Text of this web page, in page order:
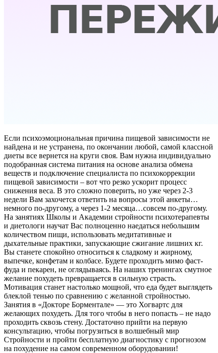
Если психоэмоциональная причина пищевой зависимости не
найдена и не устранена, по окончании любой, самой классной
диеты все вернется на круги своя. Вам нужна индивидуально
подобранная система питания на основе анализа обмена
веществ и подключение специалиста по психокоррекции
пищевой зависимости – вот что резко ускорит процесс
снижения веса. В это сложно поверить, но уже через 2-3
недели Вам захочется ответить на вопросы этой анкеты…
немного по-другому, а через 1-2 месяца…совсем по-другому.
На занятиях Школы и Академии стройности психотерапевты
и диетологи научат Вас полноценно наедаться небольшим
количеством пищи, использовать медитативные и
дыхательные практики, запускающие сжигание лишних кг.
Вы станете спокойно относиться к сладкому и жирному,
выпечке, конфетам и колбасе. Будете проходить мимо фаст-
фуда и пекарен, не оглядываясь. На наших тренингах смутное
желание похудеть превращается в сильную страсть.
Мотивация станет настолько мощной, что еда будет выглядеть
блеклой тенью по сравнению с желанной стройностью.
Занятия в «Докторе Борментале» — это Хогвартс для
желающих похудеть. Для того чтобы в него попасть – не надо
проходить сквозь стену. Достаточно прийти на первую
консультацию, чтобы погрузиться в волшебный мир
Стройности и пройти бесплатную диагностику с прогнозом
на похудение на самом современном оборудовании!